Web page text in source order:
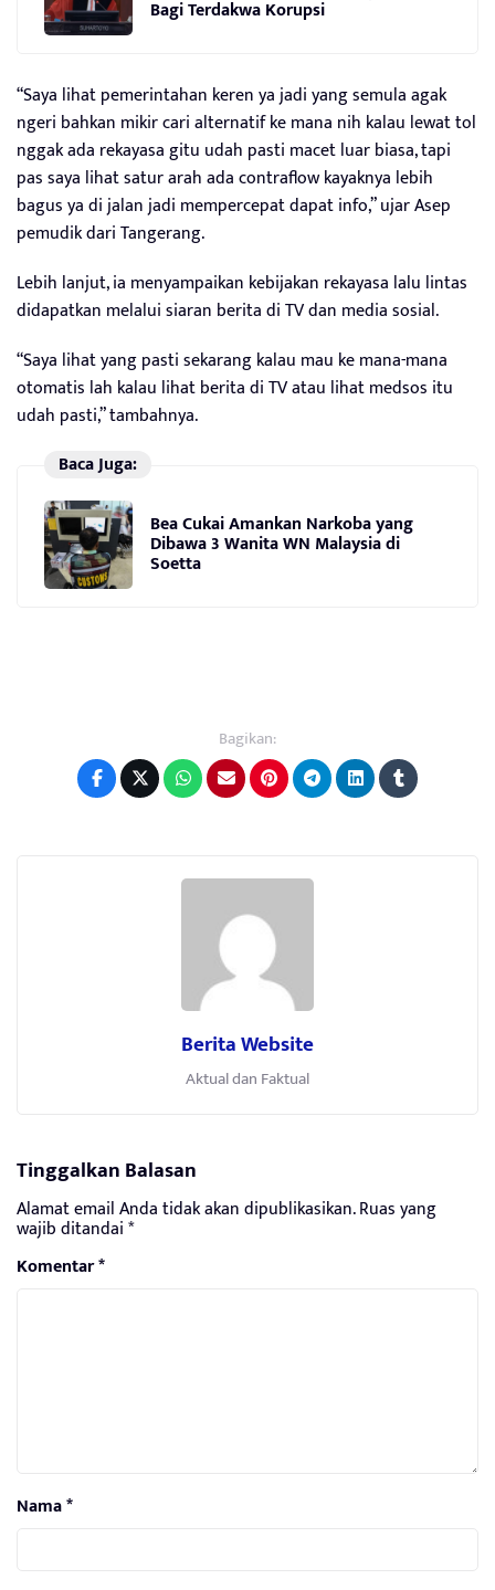
Bagi Terdakwa Korupsi
“Saya lihat pemerintahan keren ya jadi yang semula agak
ngeri bahkan mikir cari alternatif ke mana nih kalau lewat tol
nggak ada rekayasa gitu udah pasti macet luar biasa, tapi
pas saya lihat satur arah ada contraflow kayaknya lebih
bagus ya di jalan jadi mempercepat dapat info,” ujar Asep
pemudik dari Tangerang.
Lebih lanjut, ia menyampaikan kebijakan rekayasa lalu lintas
didapatkan melalui siaran berita di TV dan media sosial.
“Saya lihat yang pasti sekarang kalau mau ke mana-mana
otomatis lah kalau lihat berita di TV atau lihat medsos itu
udah pasti,” tambahnya.
Baca Juga:
Bea Cukai Amankan Narkoba yang
Dibawa 3 Wanita WN Malaysia di
Soetta
Bagikan:
Berita Website
Aktual dan Faktual
Tinggalkan Balasan
Alamat email Anda tidak akan dipublikasikan.Ruas yang
wajib ditandai*
Komentar*
Nama*